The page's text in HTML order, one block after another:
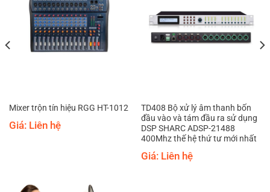
Mixer trộn tín hiệu RGG HT-1012
Giá: Liên hệ
TD408 Bộ xử lý âm thanh bốn
đầu vào và tám đầu ra sử dụng
DSP SHARC ADSP-21488
400Mhz thế hệ thứ tư mới nhất
Giá: Liên hệ